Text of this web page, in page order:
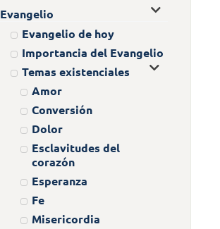
Evangelio
Evangelio de hoy
Importancia del Evangelio
Temas existenciales
Amor
Conversión
Dolor
Esclavitudes del
corazón
Esperanza
Fe
Misericordia